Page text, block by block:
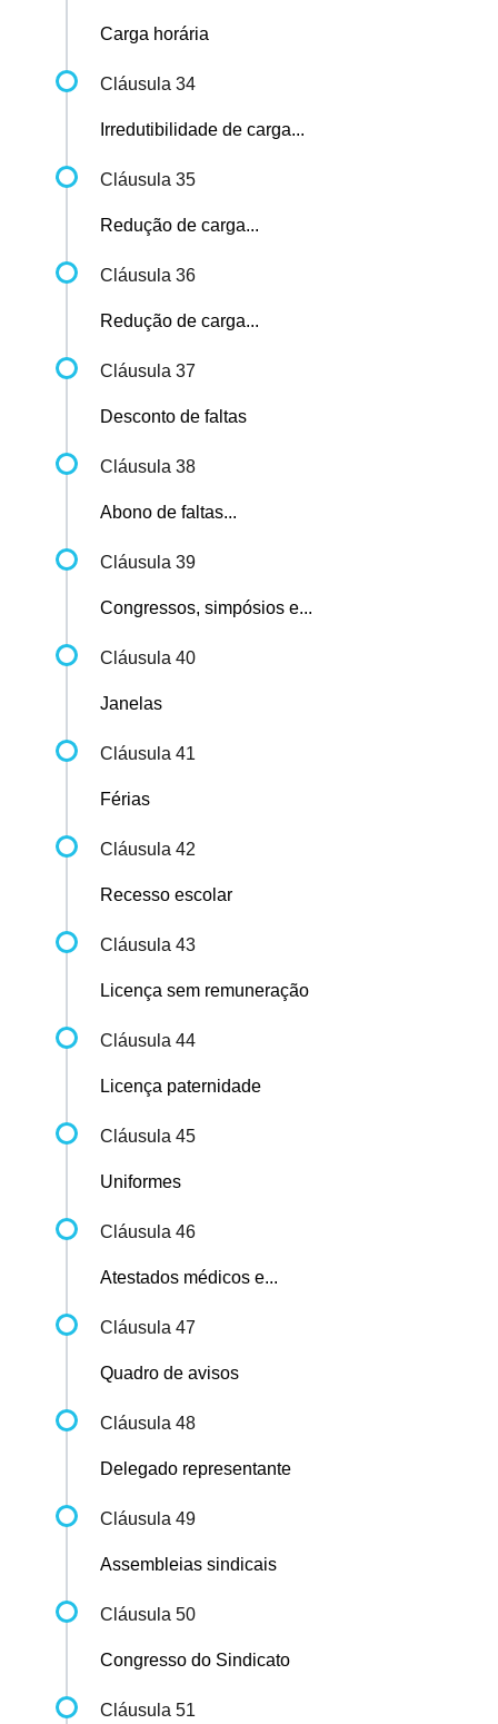
Carga horária
Cláusula 34
Irredutibilidade de carga...
Cláusula 35
Redução de carga...
Cláusula 36
Redução de carga...
Cláusula 37
Desconto de faltas
Cláusula 38
Abono de faltas...
Cláusula 39
Congressos, simpósios e...
Cláusula 40
Janelas
Cláusula 41
Férias
Cláusula 42
Recesso escolar
Cláusula 43
Licença sem remuneração
Cláusula 44
Licença paternidade
Cláusula 45
Uniformes
Cláusula 46
Atestados médicos e...
Cláusula 47
Quadro de avisos
Cláusula 48
Delegado representante
Cláusula 49
Assembleias sindicais
Cláusula 50
Congresso do Sindicato
Cláusula 51